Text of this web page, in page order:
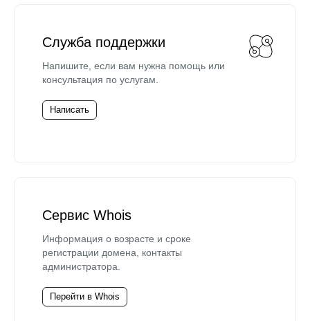
Служба поддержки
Напишите, если вам нужна помощь или
консультация по услугам.
Написать
Сервис Whois
Информация о возрасте и сроке
регистрации домена, контакты
администратора.
Перейти в Whois